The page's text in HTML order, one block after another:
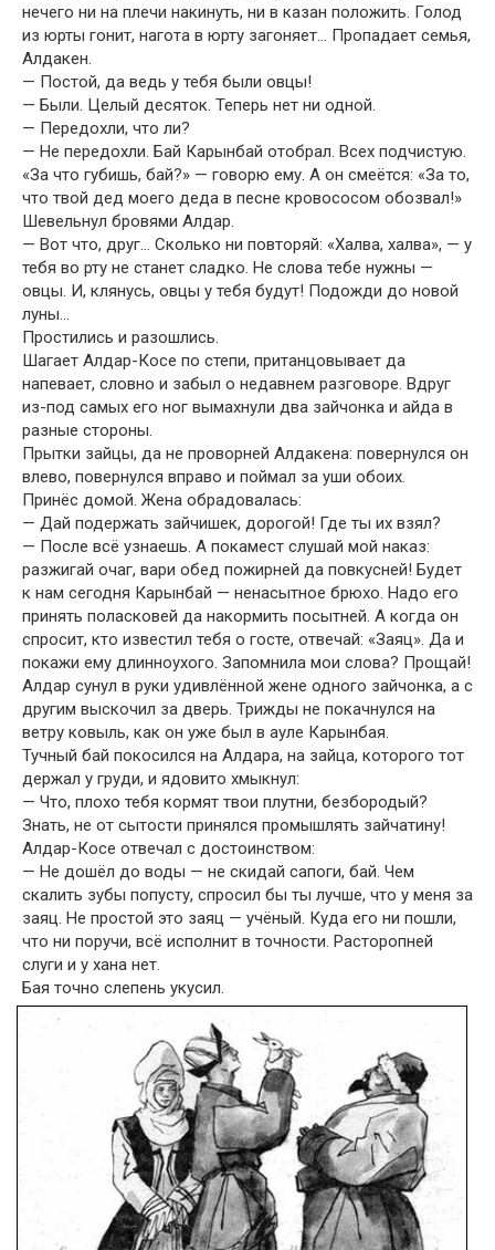
нечего ни на плечи накинуть, ни в казан положить. Голод
из юрты гонит, нагота в юрту загоняет… Пропадает семья,
Алдакен.
— Постой, да ведь у тебя были овцы!
— Были. Целый десяток. Теперь нет ни одной.
— Передохли, что ли?
— Не передохли. Бай Карынбай отобрал. Всех подчистую.
«За что губишь, бай?» — говорю ему. А он смеётся: «За то,
что твой дед моего деда в песне кровососом обозвал!»
Шевельнул бровями Алдар.
— Вот что, друг… Сколько ни повторяй: «Халва, халва», — у
тебя во рту не станет сладко. Не слова тебе нужны —
овцы. И, клянусь, овцы у тебя будут! Подожди до новой
луны…
Простились и разошлись.
Шагает Алдар-Косе по степи, пританцовывает да
напевает, словно и забыл о недавнем разговоре. Вдруг
из-под самых его ног вымахнули два зайчонка и айда в
разные стороны.
Прытки зайцы, да не проворней Алдакена: повернулся он
влево, повернулся вправо и поймал за уши обоих.
Принёс домой. Жена обрадовалась:
— Дай подержать зайчишек, дорогой! Где ты их взял?
— После всё узнаешь. А покамест слушай мой наказ:
разжигай очаг, вари обед пожирней да повкусней! Будет
к нам сегодня Карынбай — ненасытное брюхо. Надо его
принять поласковей да накормить посытней. А когда он
спросит, кто известил тебя о госте, отвечай: «Заяц». Да и
покажи ему длинноухого. Запомнила мои слова? Прощай!
Алдар сунул в руки удивлённой жене одного зайчонка, а с
другим выскочил за дверь. Трижды не покачнулся на
ветру ковыль, как он уже был в ауле Карынбая.
Тучный бай покосился на Алдара, на зайца, которого тот
держал у груди, и ядовито хмыкнул:
— Что, плохо тебя кормят твои плутни, безбородый?
Знать, не от сытости принялся промышлять зайчатину!
Алдар-Косе отвечал с достоинством:
— Не дошёл до воды — не скидай сапоги, бай. Чем
скалить зубы попусту, спросил бы ты лучше, что у меня за
заяц. Не простой это заяц — учёный. Куда его ни пошли,
что ни поручи, всё исполнит в точности. Расторопней
слуги и у хана нет.
Бая точно слепень укусил.